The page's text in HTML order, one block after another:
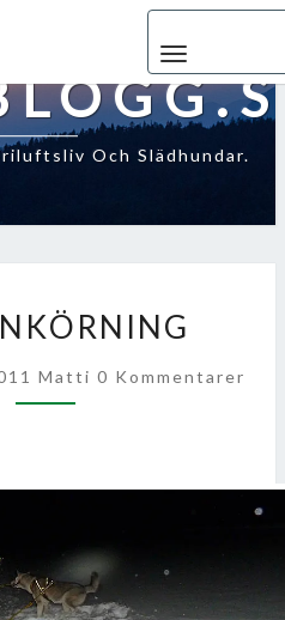
Och Slädhundar.
Matti Kommentarer
0 Kommentarer